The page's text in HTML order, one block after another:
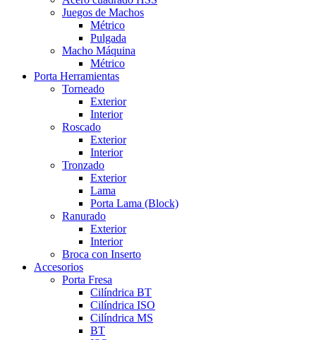
Juegos de Machos
Métrico
Pulgada
Macho Máquina
Métrico
Porta Herramientas
Torneado
Exterior
Interior
Roscado
Exterior
Interior
Tronzado
Exterior
Lama
Porta Lama (Block)
Ranurado
Exterior
Interior
Broca con Inserto
Accesorios
Porta Fresa
Cilíndrica BT
Cilíndrica ISO
Cilíndrica MS
BT